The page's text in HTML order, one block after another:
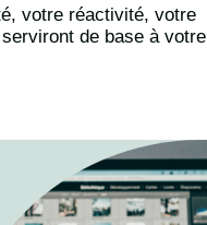
votre réactivité, votre
de base à votre